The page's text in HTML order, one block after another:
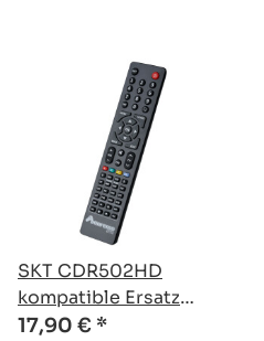
SKT CDR502HD
kompatible Ersatz
Fernbedienung
17,90 € *